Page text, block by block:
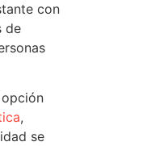
con
de
,
se